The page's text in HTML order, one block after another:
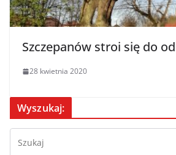
Szczepanów stroi się do
28 kwietnia 2020
Wyszukaj: